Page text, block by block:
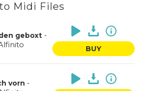
Midi Files
geboxt -
BUY
vorn -